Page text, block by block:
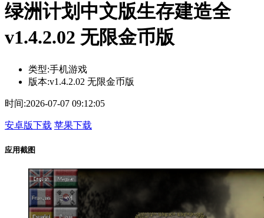
绿洲计划中文版生存建造全
v1.4.2.02 无限金币版
类型:手机游戏
版本:v1.4.2.02 无限金币版
时间:2026-07-07 09:12:05
安卓版下载 苹果下载
应用截图